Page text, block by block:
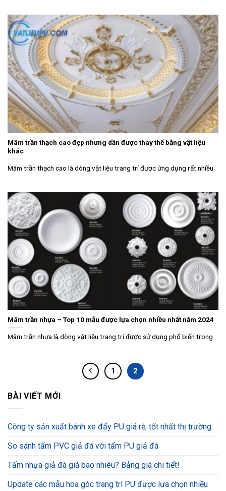
Mâm trần thạch cao đẹp nhưng dần được thay thế bằng vật liệu
khác
Mâm trần thạch cao là dòng vật liệu trang trí được ứng dụng rất nhiều
Mâm trần nhựa – Top 10 mẫu được lựa chọn nhiều nhất năm 2024
Mâm trần nhựa là dòng vật liệu trang trí được sử dụng phổ biến trong
1 2
BÀI VIẾT MỚI
Công ty sản xuất bánh xe đẩy PU giá rẻ, tốt nhất thị trường
So sánh tấm PVC giả đá với tấm PU giả đá
Tấm nhựa giả đá giá bao nhiêu? Bảng giá chi tiết!
Update các mẫu hoa góc trang trí PU được lựa chọn nhiều